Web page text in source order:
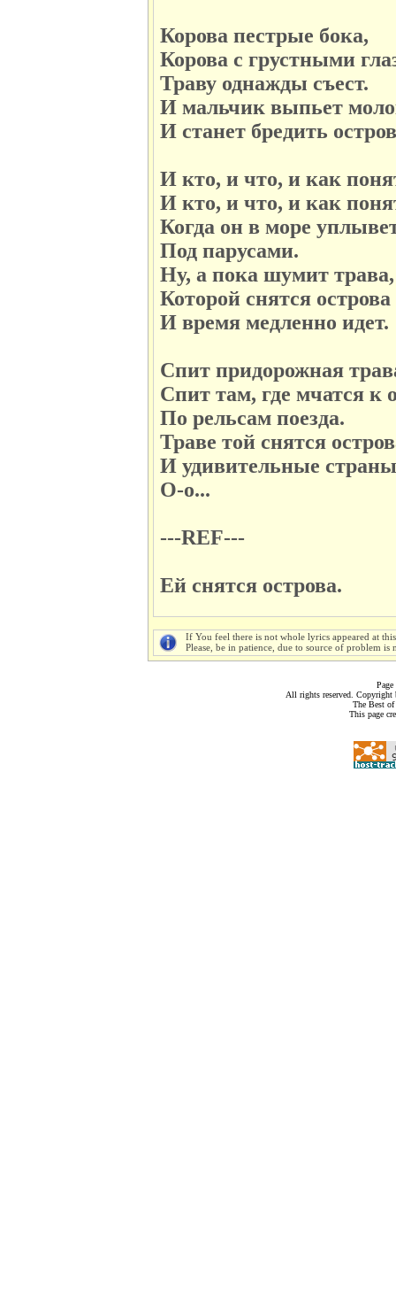
Корова пестрые бока,
Корова с грустными
Траву однажды съест.
И мальчик выпьет
И станет бредить
И кто, и что, и как
И кто, и что, и как
Когда он в море
Под парусами.
Ну, а пока шумит трава,
Которой снятся острова
И время медленно идет.
Спит придорожная
Спит там, где мчатся к
По рельсам поезда.
Траве той снятся
И удивительные
О-о...
---REF---
Ей снятся острова.
If You feel there is not whole lyrics appeared at
Please, be in patience, due to source of problem
All rights reserved.
The Best
This page